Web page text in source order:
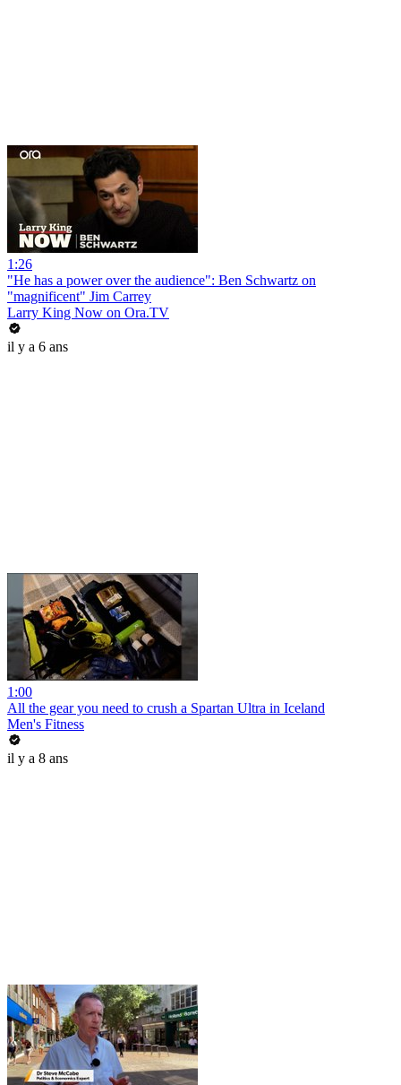
1:26
"He has a power over the audience": Ben Schwartz on
"magnificent" Jim Carrey
Larry King Now on Ora.TV
il y a 6 ans
1:00
All the gear you need to crush a Spartan Ultra in Iceland
Men's Fitness
il y a 8 ans